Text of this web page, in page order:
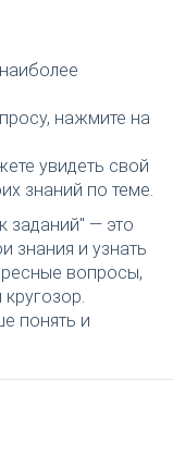
нажмите на
увидеть свой
знаний по теме.
заданий" — это
знания и узнать
вопросы,
понять и